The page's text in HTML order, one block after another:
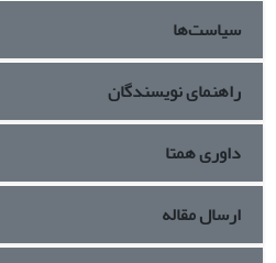
سیاست‌ها
راهنمای نویسندگان
داوری همتا
ارسال مقاله